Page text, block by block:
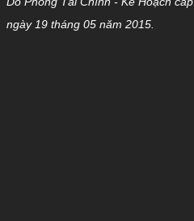
ngày 19 tháng 05 năm 2015.